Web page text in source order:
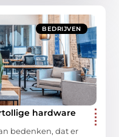
BEDRIJVEN
hardware
bedenken, dat er